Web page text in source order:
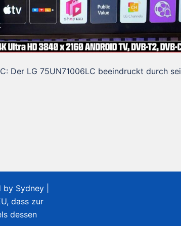
Der LG 75UN71006LC beeindruckt durch
by Sydney
dass zur
dessen